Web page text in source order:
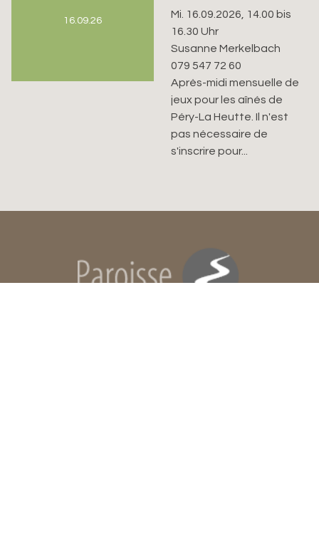
16.09.26
Mi. 16.09.2026, 14.00 bis
16.30 Uhr
Susanne Merkelbach
079 547 72 60
Après-midi mensuelle de
jeux pour les aînés de
Péry-La Heutte. Il n'est
pas nécessaire de
s'inscrire pour...